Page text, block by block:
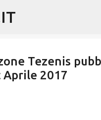
Tezenis
Aprile 2017